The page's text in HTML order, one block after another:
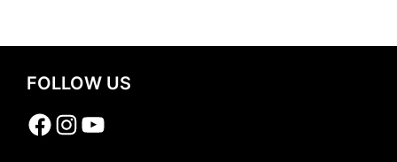
FOLLOW US
Facebook
Instagram
YouTube